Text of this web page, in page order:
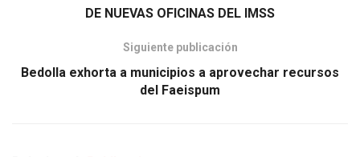
DE NUEVAS OFICINAS DEL IMSS
Siguiente publicación
Bedolla exhorta a municipios a aprovechar recursos
del Faeispum